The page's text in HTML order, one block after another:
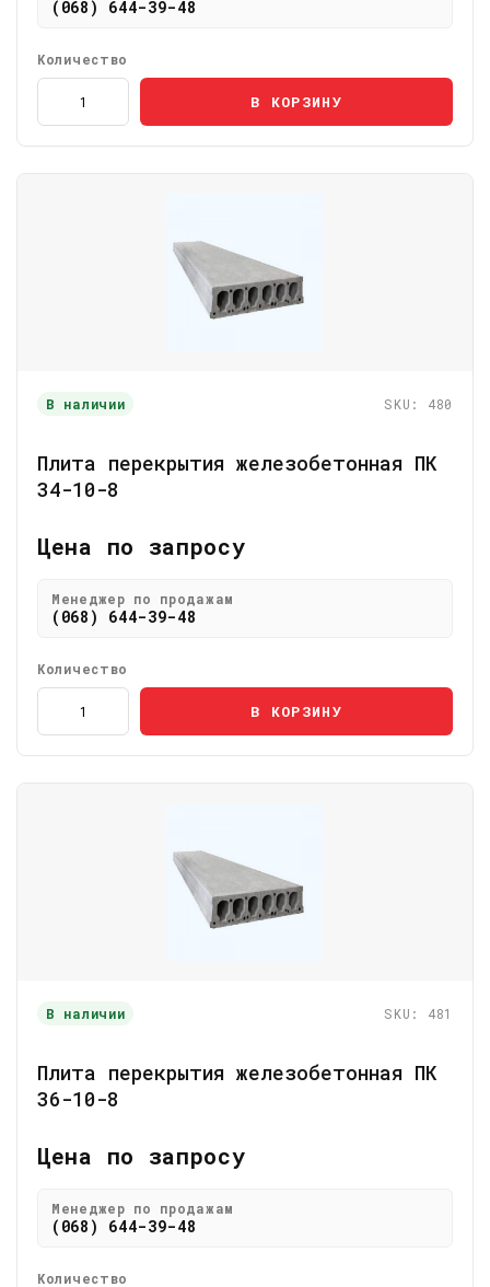
(068) 644-39-48
Количество
В КОРЗИНУ
В наличии SKU: 480
Плита перекрытия железобетонная ПК
34-10-8
Цена по запросу
Менеджер по продажам
(068) 644-39-48
Количество
В КОРЗИНУ
В наличии SKU: 481
Плита перекрытия железобетонная ПК
36-10-8
Цена по запросу
Менеджер по продажам
(068) 644-39-48
Количество